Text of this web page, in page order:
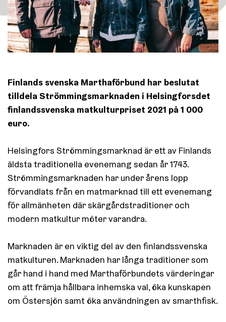
Finlands svenska Marthaförbund har beslutat
tilldela Strömmingsmarknaden i Helsingforsdet
finlandssvenska matkulturpriset 2021 på 1 000
euro.
Helsingfors Strömmingsmarknad är ett av Finlands
äldsta traditionella evenemang sedan år 1743.
Strömmingsmarknaden har under årens lopp
förvandlats från en matmarknad till ett evenemang
för allmänheten där skärgårdstraditioner och
modern matkultur möter varandra.
Marknaden är en viktig del av den finlandssvenska
matkulturen. Marknaden har långa traditioner som
går hand i hand med Marthaförbundets värderingar
om att främja hållbara inhemska val, öka kunskapen
om Östersjön samt öka användningen av smarthfisk.